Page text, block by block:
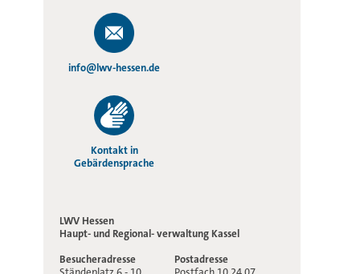
info@lwv-hessen.de
Kontakt in
Gebärdensprache
LWV Hessen
Haupt- und Regional-verwaltung Kassel
Besucheradresse
Postadresse